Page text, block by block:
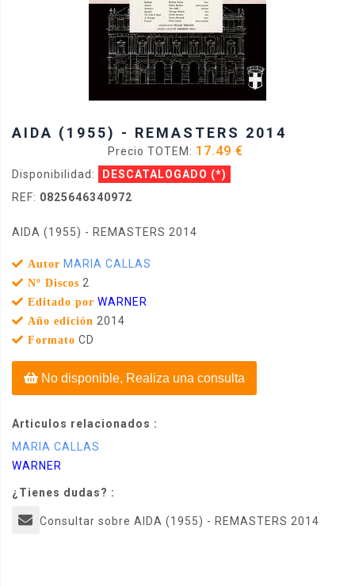
AIDA (1955) - REMASTERS 2014
Precio TOTEM: 17.49 €
Disponibilidad: DESCATALOGADO (*)
REF: 0825646340972
AIDA (1955) - REMASTERS 2014
Autor MARIA CALLAS
Nº Discos 2
Editado por WARNER
Año edición 2014
Formato CD
No disponible, Realiza una consulta
Articulos relacionados :
MARIA CALLAS
WARNER
¿Tienes dudas? :
Consultar sobre AIDA (1955) - REMASTERS 2014